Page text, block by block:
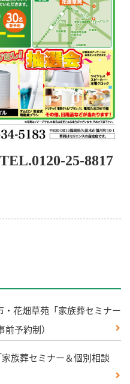
TEL.0120-25-8817
花畑草苑「家族葬セミナー
予約制）
族葬セミナー＆個別相談